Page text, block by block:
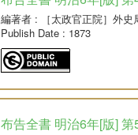
編著者 : ［太政官正院］外史
Publish Date : 1873
布告全書 明治6年[版] 第